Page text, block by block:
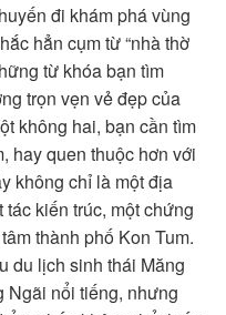
đi khám phá vùng
hẳn cụm từ “nhà thờ
từ khóa bạn tìm
trọn vẹn vẻ đẹp của
không hai, bạn cần tìm
hay quen thuộc hơn với
không chỉ là một địa
kiến trúc, một chứng
thành phố Kon Tum.
du lịch sinh thái Măng
nổi tiếng, nhưng